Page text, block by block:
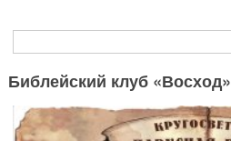
Форма поиска
Библейский клуб «Восход»